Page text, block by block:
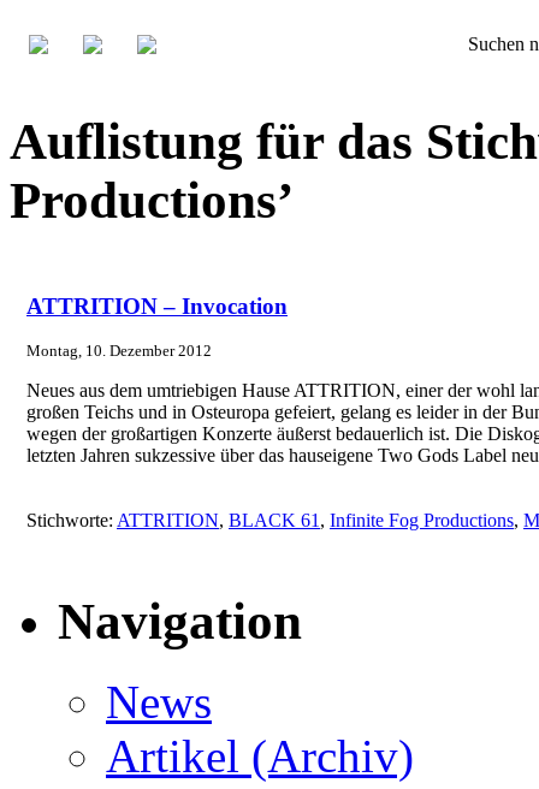
Suchen
Auflistung für das
Productions’
ATTRITION – Invocation
Montag, 10. Dezember 2012
Neues aus dem umtriebigen Hause ATTRITION, einer der wohl
großen Teichs und in Osteuropa gefeiert, gelang es leider in der
wegen der großartigen Konzerte äußerst bedauerlich ist. Die
letzten Jahren sukzessive über das hauseigene Two Gods Label
Stichworte: ATTRITION, BLACK 61 , Infinite Fog Productions,
Navigation
News
Artikel (Archiv)